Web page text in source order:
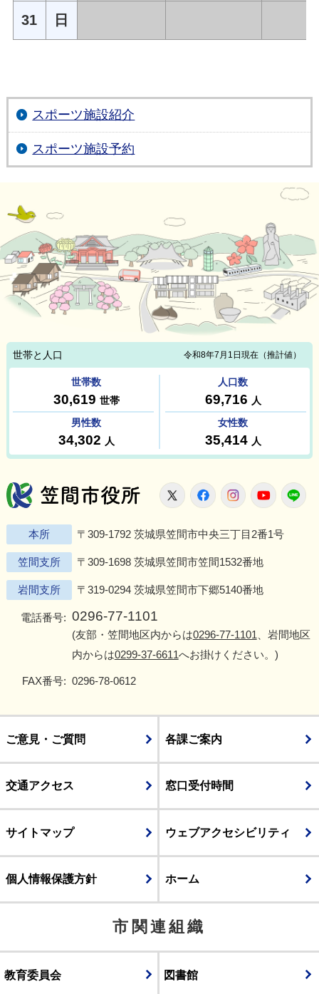
31 日
スポーツ施設紹介
スポーツ施設予約
笠間市役所
X FacebookInstagram
本所 〒309-1792 茨城県笠間市中央三丁目2番1号
笠間支所 〒309-1698 茨城県笠間市笠間1532番地
岩間支所 〒319-0294 茨城県笠間市下郷5140番地
電話番号: 0296-77-1101
(友部・笠間地区内からは0296-77-1101 、岩間地区
内からは0299-37-6611へお掛けください。)
FAX番号: 0296-78-0612
ご意見・ご質問 各課ご案内
交通アクセス 窓口受付時間
サイトマップ ウェブアクセシビリティ
個人情報保護方針 ホーム
市関連組織
教育委員会 図書館